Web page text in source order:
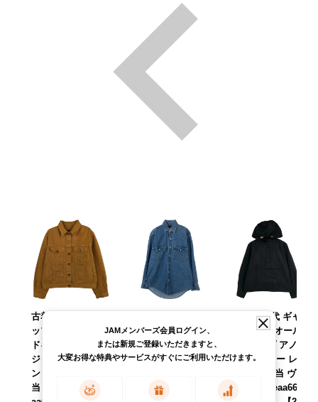
古着 90年代 ギャ
ップ GAP オール
ドギャップ デニム
ジャケット Gジャ
ン レディースS相
当 ヴィンテージ /e
ップ GAP オール
ドギャップ 長袖 デ
ニムシャツ カナダ
ヴィンテージ /eaa
古着 90年代 ギャ
ップ GAP オール
ドギャップ アノラ
ックパーカー レデ
ィースM相当 ヴィ
ンテージ /eaa6657
JAMメンバーズ会員ログイン、
または新規ご登録いただきますと、
大変お得な特典やサービスがすぐにご利用いただけます。